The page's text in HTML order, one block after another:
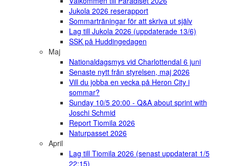
Jukola 2026 reserapport
Sommarträningar för att skriva ut själv
Lag till Jukola 2026 (uppdaterade 13/6)
SSK på Huddingedagen
Maj
Nationaldagsmys vid Charlottendal 6 juni
Senaste nytt från styrelsen, maj 2026
Vill du jobba en vecka på Heron City i
sommar?
Sunday 10/5 20:00 - Q&A about sprint with
Joschi Schmid
Report Tiomila 2026
Naturpasset 2026
April
Lag till Tiomila 2026 (senast uppdaterat 1/5
22:15)